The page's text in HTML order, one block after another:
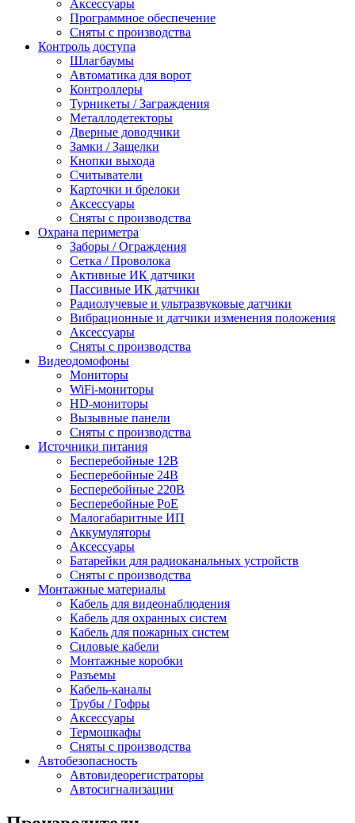
Аксессуары
Программное обеспечение
Сняты с производства
Контроль доступа
Шлагбаумы
Автоматика для ворот
Контроллеры
Турникеты / Заграждения
Металлодетекторы
Дверные доводчики
Замки / Защелки
Кнопки выхода
Считыватели
Карточки и брелоки
Аксессуары
Сняты с производства
Охрана периметра
Заборы / Ограждения
Сетка / Проволока
Активные ИК датчики
Пассивные ИК датчики
Радиолучевые и ультразвуковые датчики
Вибрационные и датчики изменения положения
Аксессуары
Сняты с производства
Видеодомофоны
Мониторы
WiFi-мониторы
HD-мониторы
Вызывные панели
Сняты с производства
Источники питания
Бесперебойные 12В
Бесперебойные 24В
Бесперебойные 220В
Бесперебойные PoE
Малогабаритные ИП
Аккумуляторы
Аксессуары
Батарейки для радиоканальных устройств
Сняты с производства
Монтажные материалы
Кабель для видеонаблюдения
Кабель для охранных систем
Кабель для пожарных систем
Силовые кабели
Монтажные коробки
Разъемы
Кабель-каналы
Трубы / Гофры
Аксессуары
Термошкафы
Сняты с производства
Автобезопасность
Автовидеорегистраторы
Автосигнализации